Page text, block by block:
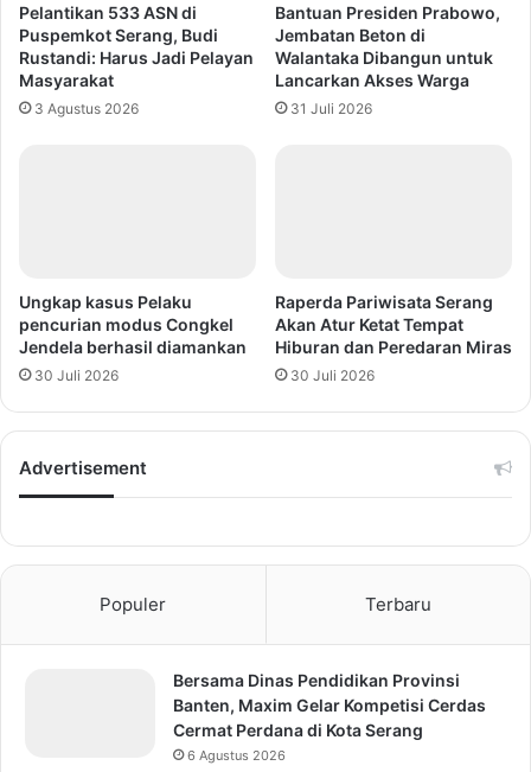
Pelantikan 533 ASN di
Puspemkot Serang, Budi
Rustandi: Harus Jadi Pelayan
Masyarakat
3 Agustus 2026
Bantuan Presiden Prabowo,
Jembatan Beton di
Walantaka Dibangun untuk
Lancarkan Akses Warga
31 Juli 2026
Ungkap kasus Pelaku
pencurian modus Congkel
Jendela berhasil diamankan
30 Juli 2026
Raperda Pariwisata Serang
Akan Atur Ketat Tempat
Hiburan dan Peredaran Miras
30 Juli 2026
Advertisement
Populer Terbaru
Bersama Dinas Pendidikan Provinsi
Banten, Maxim Gelar Kompetisi Cerdas
Cermat Perdana di Kota Serang
6 Agustus 2026